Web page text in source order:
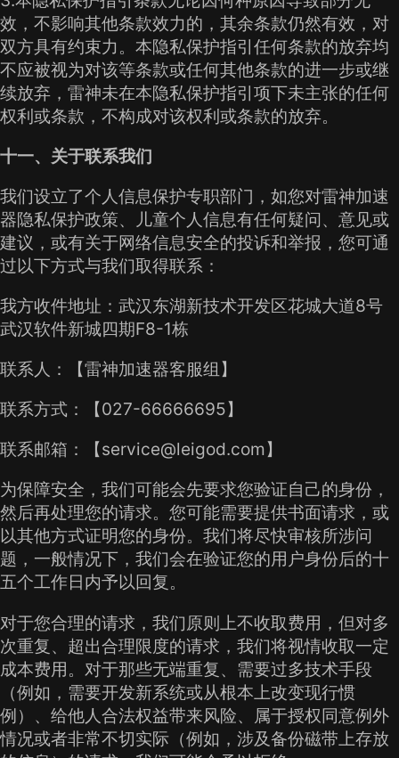
效，不影响其他条款效力的，其余条款仍然有效，对
双方具有约束力。本隐私保护指引任何条款的放弃均
不应被视为对该等条款或任何其他条款的进一步或继
续放弃，雷神未在本隐私保护指引项下未主张的任何
权利或条款，不构成对该权利或条款的放弃。
十一、关于联系我们
我们设立了个人信息保护专职部门，如您对雷神加速
器隐私保护政策、儿童个人信息有任何疑问、意见或
建议，或有关于网络信息安全的投诉和举报，您可通
过以下方式与我们取得联系：
我方收件地址：武汉东湖新技术开发区花城大道8号
武汉软件新城四期F8-1栋
联系人：【雷神加速器客服组】
联系方式：【027-66666695】
联系邮箱：【service@leigod.com】
为保障安全，我们可能会先要求您验证自己的身份，
然后再处理您的请求。您可能需要提供书面请求，或
以其他方式证明您的身份。我们将尽快审核所涉问
题，一般情况下，我们会在验证您的用户身份后的十
五个工作日内予以回复。
对于您合理的请求，我们原则上不收取费用，但对多
次重复、超出合理限度的请求，我们将视情收取一定
成本费用。对于那些无端重复、需要过多技术手段
（例如，需要开发新系统或从根本上改变现行惯
例）、给他人合法权益带来风险、属于授权同意例外
情况或者非常不切实际（例如，涉及备份磁带上存放